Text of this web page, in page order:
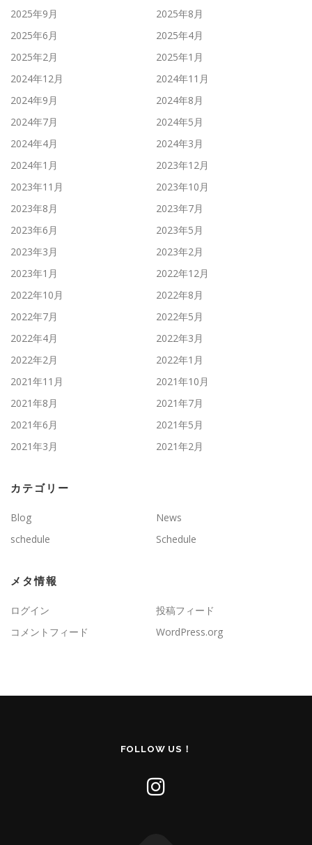
2025年9月
2025年8月
2025年6月
2025年4月
2025年2月
2025年1月
2024年12月
2024年11月
2024年9月
2024年8月
2024年7月
2024年5月
2024年4月
2024年3月
2024年1月
2023年12月
2023年11月
2023年10月
2023年8月
2023年7月
2023年6月
2023年5月
2023年3月
2023年2月
2023年1月
2022年12月
2022年10月
2022年8月
2022年7月
2022年5月
2022年4月
2022年3月
2022年2月
2022年1月
2021年11月
2021年10月
2021年8月
2021年7月
2021年6月
2021年5月
2021年3月
2021年2月
カテゴリー
Blog
News
schedule
Schedule
メタ情報
ログイン
投稿フィード
コメントフィード
WordPress.org
FOLLOW US！